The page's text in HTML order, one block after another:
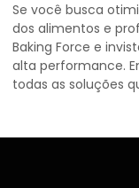
Se você busca
dos alimentos e
Baking Force e
alta performance.
todas as soluções